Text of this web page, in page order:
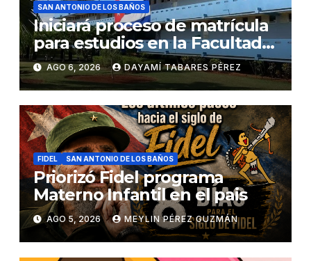
SAN ANTONIO DE LOS BAÑOS
Iniciará proceso de matrícula
para estudios en la Facultad
de Ciencias Médicas
AGO 6, 2026 DAYAMÍ TABARES PÉREZ
FIDEL SAN ANTONIO DE LOS BAÑOS
Priorizó Fidel programa
Materno Infantil en el pais
AGO 5, 2026 MEYLIN PÉREZ GUZMÁN